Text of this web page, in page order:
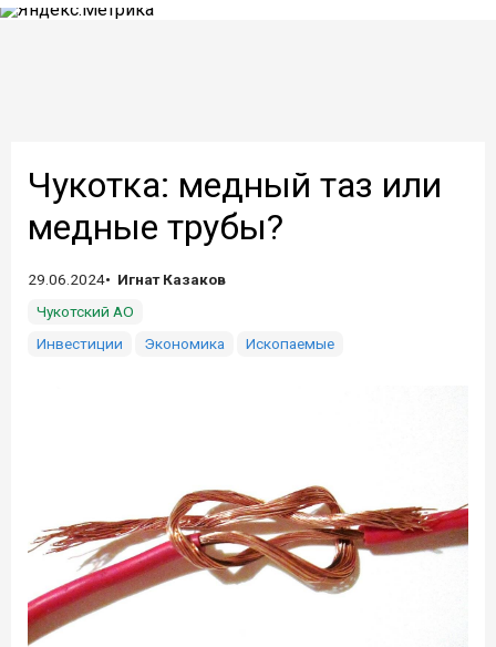
Чукотка: медный таз или
медные трубы?
29.06.2024
Игнат Казаков
Чукотский АО
Инвестиции
Экономика Ископаемые